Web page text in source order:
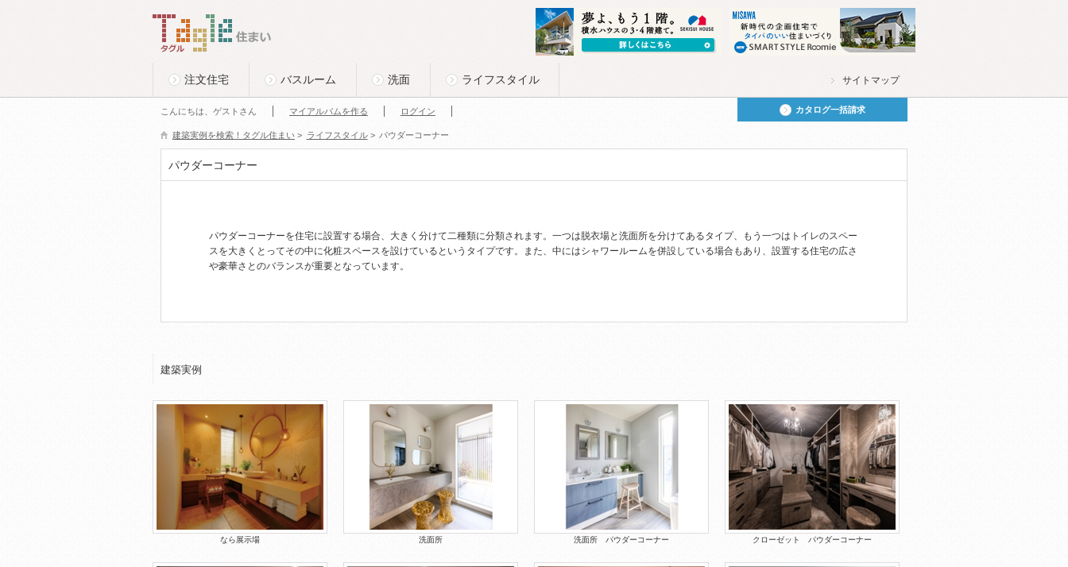
Tagle タグル 住まい
注文住宅 バスルーム 洗面 ライフスタイル サイトマップ
カタログ一括請求
こんにちは、ゲストさん マイアルバムを作る ログイン
建築実例を検索！タグル住まい > ライフスタイル> パウダーコーナー
パウダーコーナー
パウダーコーナーを住宅に設置する場合、大きく分けて二種類に分類されます。一つは脱衣場と洗面所を分けてあるタイプ、もう一つはトイレのスペー
スを大きくとってその中に化粧スペースを設けているというタイプです。また、中にはシャワールームを併設している場合もあり、設置する住宅の広さ
や豪華さとのバランスが重要となっています。
建築実例
なら展示場 洗面所 洗面所 パウダーコーナー クローゼット パウダーコーナー